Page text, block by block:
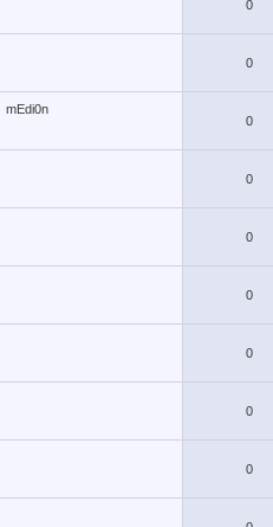
0
0
mEdi0n
0
0
0
0
0
0
0